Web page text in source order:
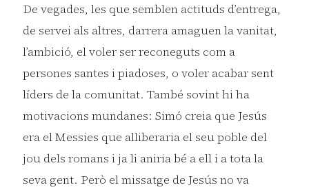
De vegades, les que semblen actituds d’entrega,
de servei als altres, darrera amaguen la vanitat,
l’ambició, el voler ser reconeguts com a
persones santes i piadoses, o voler acabar sent
líders de la comunitat. També sovint hi ha
motivacions mundanes: Simó creia que Jesús
era el Messies que alliberaria el seu poble del
jou dels romans i ja li aniria bé a ell i a tota la
seva gent. Però el missatge de Jesús no va